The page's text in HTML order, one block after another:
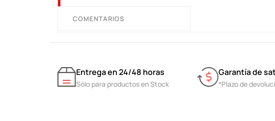
COMENTARIOS
Entrega en 24/48 horas
Sólo para productos en Stock
Garantía de
*Plazo de